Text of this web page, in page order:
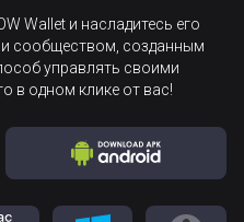
Wallet и насладитесь его
сообществом, созданным
управлять своими
в одном клике от вас!